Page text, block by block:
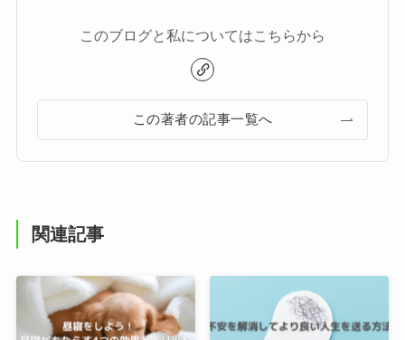
このブログと私についてはこちらから
この著者の記事一覧へ
関連記事